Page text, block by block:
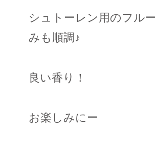
シュトーレン用のフル
みも順調♪
良い香り！
お楽しみにー